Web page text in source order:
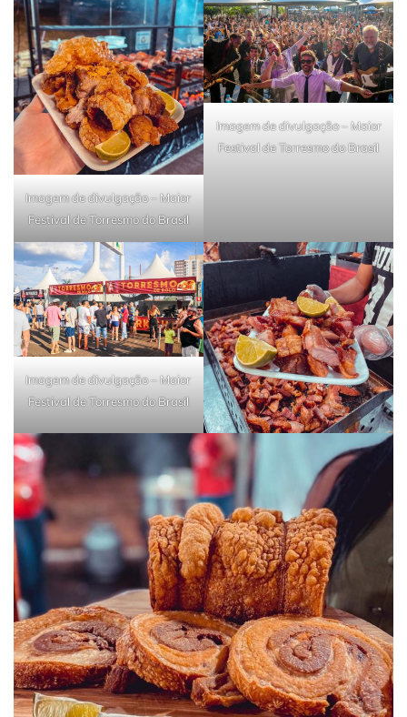
Imagem de divulgação – Maior
Festival de Torresmo do Brasil
Imagem de divulgação – Maior
Festival de Torresmo do Brasil
Imagem de divulgação – Maior
Festival de Torresmo do Brasil